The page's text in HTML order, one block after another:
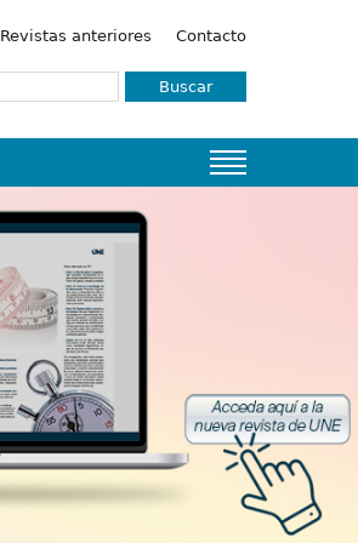
Revistas anteriores Contacto
Buscar